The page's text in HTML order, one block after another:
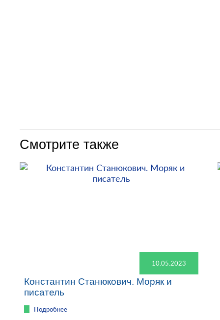
Смотрите также
10.05.2023
Константин Станюкович. Моряк и
писатель
Подробнее